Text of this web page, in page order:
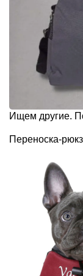
Ищем другие.
Переноска-